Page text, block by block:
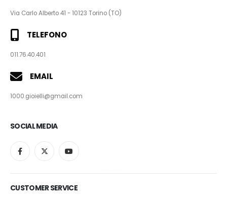
Via Carlo Alberto 41 - 10123 Torino (TO)
TELEFONO
011.76.40.401
EMAIL
1000.gioielli@gmail.com
SOCIAL MEDIA
CUSTOMER SERVICE